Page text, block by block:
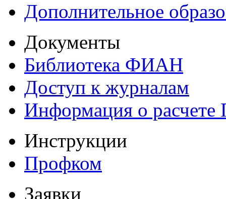
Дополнительное
Документы
Библиотека ФИАН
Доступ к журналам
Информация о
Инструкции
Профком
Заявки